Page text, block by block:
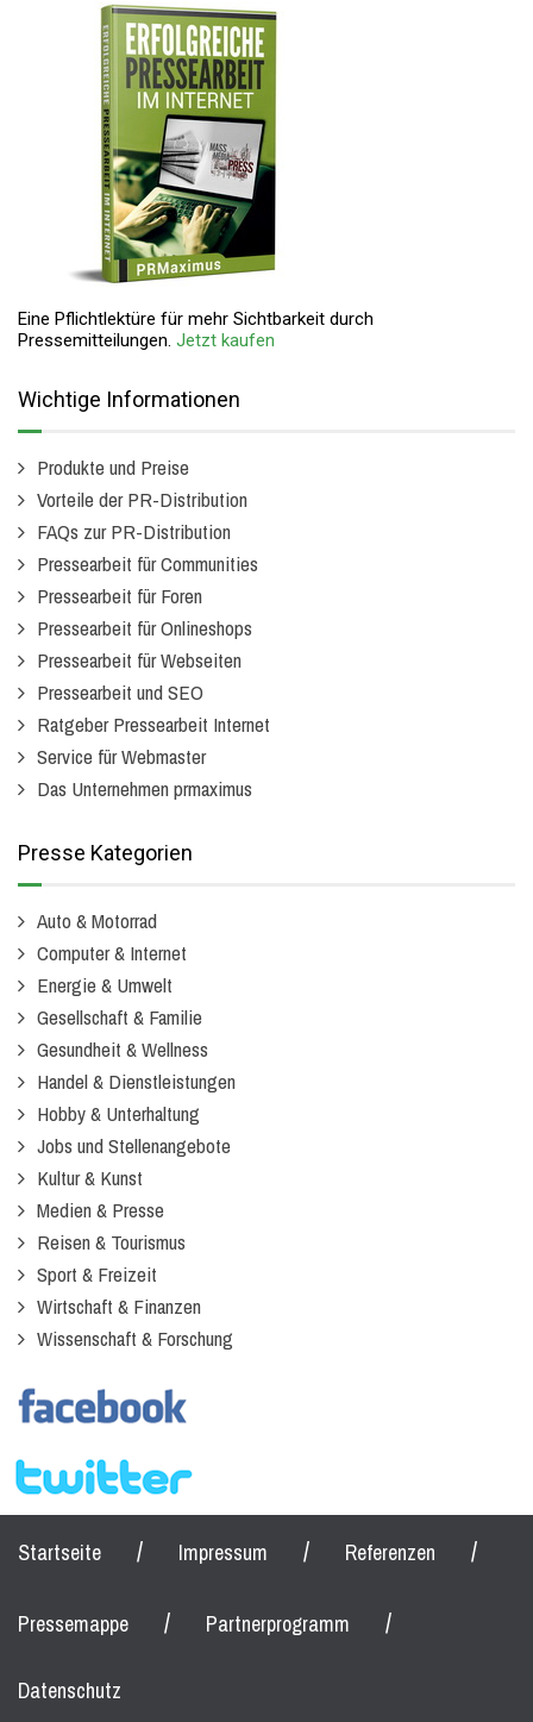
Eine Pflichtlektüre für mehr Sichtbarkeit durch
Pressemitteilungen. Jetzt kaufen
Wichtige Informationen
Produkte und Preise
Vorteile der PR-Distribution
FAQs zur PR-Distribution
Pressearbeit für Communities
Pressearbeit für Foren
Pressearbeit für Onlineshops
Pressearbeit für Webseiten
Pressearbeit und SEO
Ratgeber Pressearbeit Internet
Service für Webmaster
Das Unternehmen prmaximus
Presse Kategorien
Auto & Motorrad
Computer & Internet
Energie & Umwelt
Gesellschaft & Familie
Gesundheit & Wellness
Handel & Dienstleistungen
Hobby & Unterhaltung
Jobs und Stellenangebote
Kultur & Kunst
Medien & Presse
Reisen & Tourismus
Sport & Freizeit
Wirtschaft & Finanzen
Wissenschaft & Forschung
Startseite / Impressum / Referenzen /
Pressemappe / Partnerprogramm /
Datenschutz